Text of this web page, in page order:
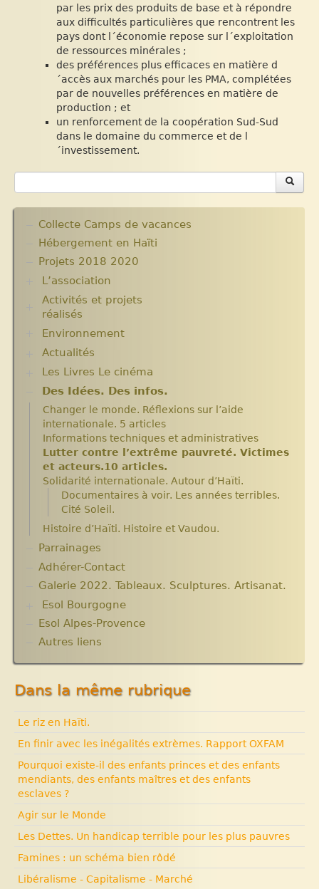
par les prix des produits de base et à répondre
aux difficultés particulières que rencontrent les
pays dont l´économie repose sur l´exploitation
de ressources minérales ;
des préférences plus efficaces en matière d
´accès aux marchés pour les PMA, complétées
par de nouvelles préférences en matière de
production ; et
un renforcement de la coopération Sud-Sud
dans le domaine du commerce et de l
´investissement.
Collecte Camps de vacances
Hébergement en Haïti
Projets 2018 2020
L’association
Assemblées Générales
Nos partenaires.
Activités et projets
réalisés
Ecole Massawist. Verrettes. Agrandissement et
modernisation.
Archives
Aide en nature : Containers
Années 2010 2012
Projets et bilans années 2013 / 2014
Environnement
Plantes pour Haïti
Solidarité et environnement
Actualités
Chroniques du séjour Août 2017
Chroniques du séjour Juillet 2016
Les micro-crédits
Les Livres Le cinéma
Critiques et notes de lecture
Des Idées. Des infos.
Changer le monde. Réflexions sur l’aide
internationale. 5 articles
Informations techniques et administratives
Lutter contre l’extrême pauvreté. Victimes
et acteurs.10 articles.
Solidarité internationale. Autour d’Haïti.
Documentaires à voir. Les années terribles.
Cité Soleil.
Histoire d’Haïti. Histoire et Vaudou.
Parrainages
Adhérer-Contact
Galerie 2022. Tableaux. Sculptures. Artisanat.
Esol Bourgogne
ACTUALITES
Archives
Esol Alpes-Provence
Autres liens
Dans la même rubrique
Le riz en Haïti.
En finir avec les inégalités extrèmes. Rapport OXFAM
Pourquoi existe-il des enfants princes et des enfants
mendiants, des enfants maîtres et des enfants
esclaves ?
Agir sur le Monde
Les Dettes. Un handicap terrible pour les plus pauvres
Famines : un schéma bien rôdé
Libéralisme - Capitalisme - Marché